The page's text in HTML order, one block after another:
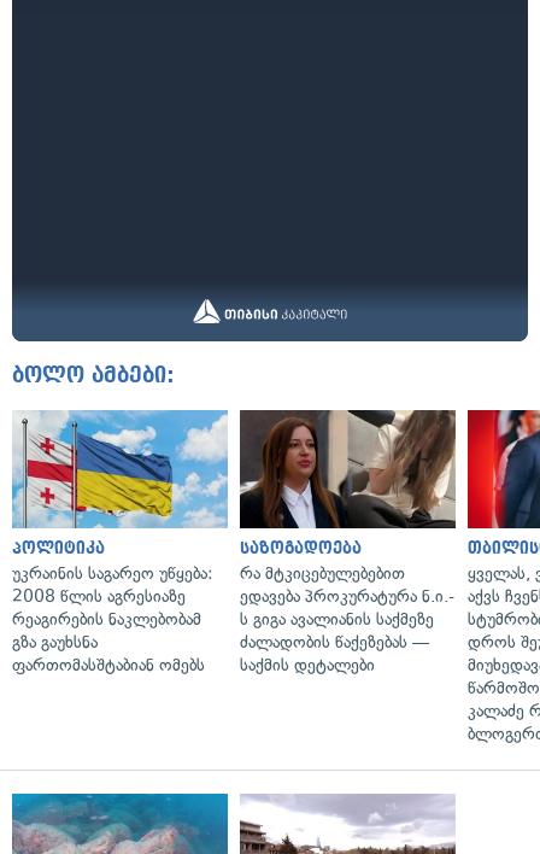
ბოლო ამბები:
პოლიტიკა
უკრაინის საგარეო უწყება:
2008 წლის აგრესიაზე
რეაგირების ნაკლებობამ
გზა გაუხსნა
ფართომასშტაბიან ომებს
საზოგადოება
რა მტკიცებულებებით
ედავება პროკურატურა ნ.ი.-
ს გიგა ავალიანის საქმეზე
ძალადობის წაქეზებას —
საქმის დეტალები
ყველას,
აქვს
დროს
კალაძე